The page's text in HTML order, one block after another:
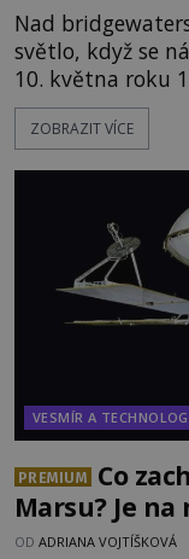
Nad
světlo, když se
10. května roku
dojde k vůbec
přeletu UFO. Podle záznamů vyzařuje takové
jen o nějaký
právě vznáší
ZOBRAZIT VÍCE
VESMÍR A
PREMIUM
Co
Marsu? Je
OD ADRIANA VOJTÍŠKOVÁ